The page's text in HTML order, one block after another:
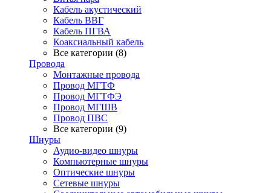
Кабель акустический
Кабель ВВГ
Кабель ПГВА
Коаксиальный кабель
Все категории (8)
Провода
Монтажные провода
Провод МГТФ
Провод МГТФЭ
Провод МГШВ
Провод ПВС
Все категории (9)
Шнуры
Аудио-видео шнуры
Компьютерные шнуры
Оптические шнуры
Сетевые шнуры